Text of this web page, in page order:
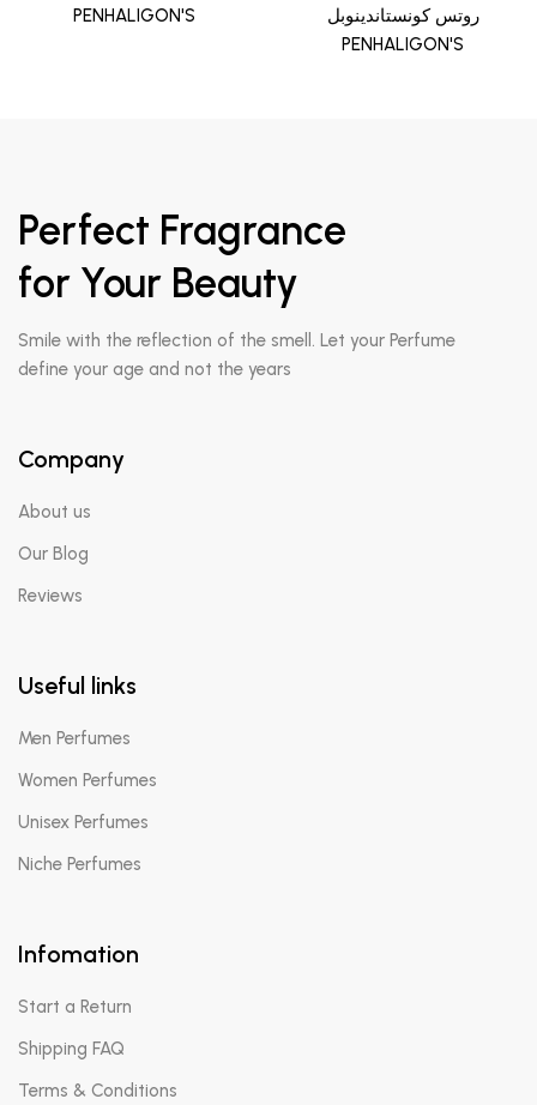
PENHALIGON'S
روتس كونستاندينوبل
PENHALIGON'S
Perfect Fragrance
for Your Beauty
Smile with the reflection of the smell. Let your Perfume
define your age and not the years
Company
About us
Our Blog
Reviews
Useful links
Men Perfumes
Women Perfumes
Unisex Perfumes
Niche Perfumes
Infomation
Start a Return
Shipping FAQ
Terms & Conditions